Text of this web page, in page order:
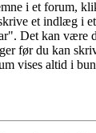
i et forum,
et indlæg i et
Det kan være
før du kan
vises altid i